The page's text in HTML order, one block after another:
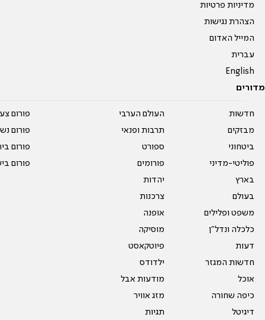
מדיניות פרטיות
הצהרת נגישות
המייל האדום
עברית
English
מדורים
חדשות
מבזקים
ביטחוני
פוליטי-מדיני
בארץ
בעולם
משפט ופלילים
כלכלה ונדל"ן
דעות
חדשות המגזר
אוכל
כיפה שחורה
דיגיטל
העולם הערבי
תרבות ופנאי
ספורט
פורומים
יהדות
צרכנות
אופנה
מוסיקה
פיוטקאסט
ילדודס
מודעות אבל
מזג אוויר
תגיות
פורום
פורום
פורום
פורום